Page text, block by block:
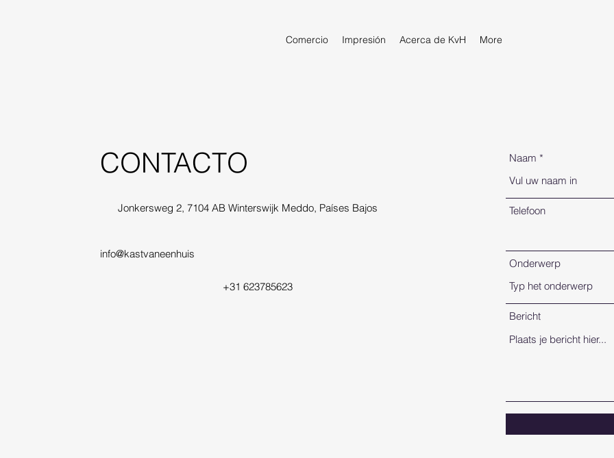
Comercio Impresión Acerca de KvH More
CONTACTO
Jonkersweg 2, 7104 AB Winterswijk Meddo, Países Bajos
info@kastvaneenhuis
+31 623785623
Naam
Telefoon
Onderwerp
Bericht